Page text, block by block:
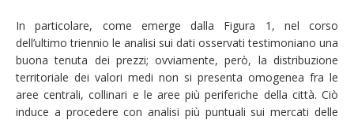
In particolare, come emerge dalla Figura 1, nel corso
dell’ultimo triennio le analisi sui dati osservati testimoniano una
buona tenuta dei prezzi; ovviamente, però, la distribuzione
territoriale dei valori medi non si presenta omogenea fra le
aree centrali, collinari e le aree più periferiche della città. Ciò
induce a procedere con analisi più puntuali sui mercati delle